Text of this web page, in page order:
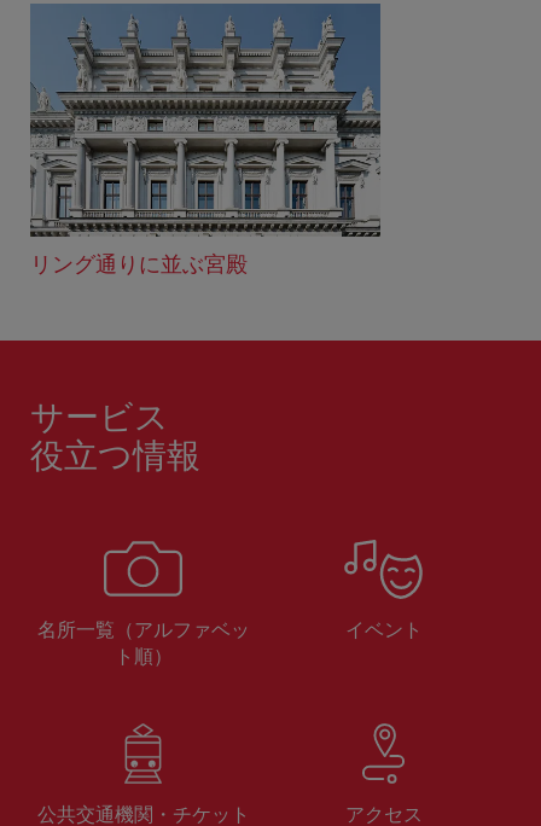
リング通りに並ぶ宮殿
サービス
役立つ情報
名所一覧（アルファベッ
ト順）
イベント
公共交通機関・チケット アクセス